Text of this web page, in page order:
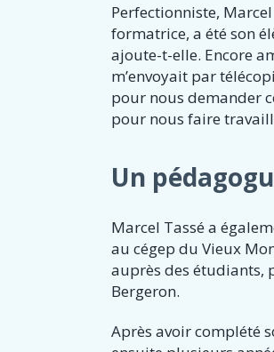
Perfectionniste, Marcel
formatrice, a été son
ajoute-t-elle. Encore
m’envoyait par
pour nous demander
pour nous faire
Un
Marcel Tassé a
au cégep du Vieux
auprès des étudiants,
Bergeron.
Après avoir complété